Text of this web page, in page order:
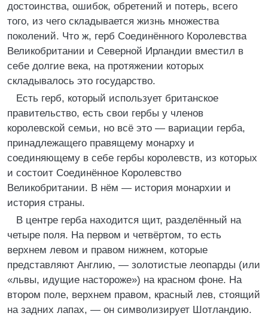
достоинства, ошибок, обретений и потерь, всего
того, из чего складывается жизнь множества
поколений. Что ж, герб Соединённого Королевства
Великобритании и Северной Ирландии вместил в
себе долгие века, на протяжении которых
складывалось это государство.
Есть герб, который использует британское
правительство, есть свои гербы у членов
королевской семьи, но всё это — вариации герба,
принадлежащего правящему монарху и
соединяющему в себе гербы королевств, из которых
и состоит Соединённое Королевство
Великобритании. В нём — история монархии и
история страны.
В центре герба находится щит, разделённый на
четыре поля. На первом и четвёртом, то есть
верхнем левом и правом нижнем, которые
представляют Англию, — золотистые леопарды (или
«львы, идущие настороже») на красном фоне. На
втором поле, верхнем правом, красный лев, стоящий
на задних лапах, — он символизирует Шотландию.